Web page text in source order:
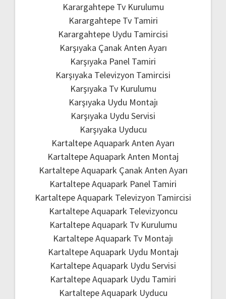
Karargahtepe Tv Kurulumu
Karargahtepe Tv Tamiri
Karargahtepe Uydu Tamircisi
Karşıyaka Çanak Anten Ayarı
Karşıyaka Panel Tamiri
Karşıyaka Televizyon Tamircisi
Karşıyaka Tv Kurulumu
Karşıyaka Uydu Montajı
Karşıyaka Uydu Servisi
Karşıyaka Uyducu
Kartaltepe Aquapark Anten Ayarı
Kartaltepe Aquapark Anten Montaj
Kartaltepe Aquapark Çanak Anten Ayarı
Kartaltepe Aquapark Panel Tamiri
Kartaltepe Aquapark Televizyon Tamircisi
Kartaltepe Aquapark Televizyoncu
Kartaltepe Aquapark Tv Kurulumu
Kartaltepe Aquapark Tv Montajı
Kartaltepe Aquapark Uydu Montajı
Kartaltepe Aquapark Uydu Servisi
Kartaltepe Aquapark Uydu Tamiri
Kartaltepe Aquapark Uyducu